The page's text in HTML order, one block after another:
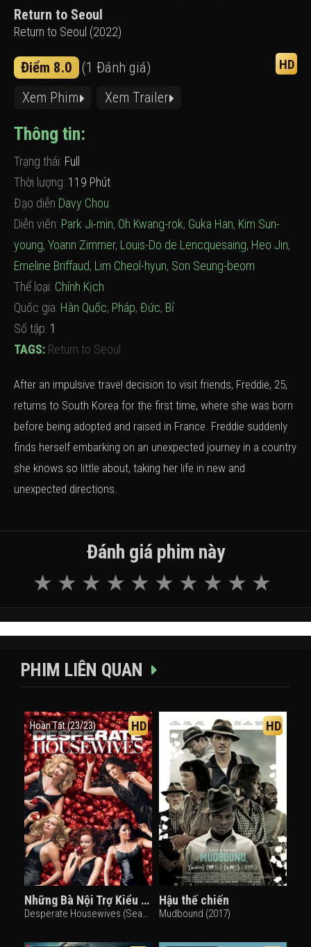
Return to Seoul
Return to Seoul (2022)
Điểm 8.0 (1 Đánh giá) HD
Xem Phim Xem Trailer
Thông tin:
Trạng thái: Full
Thời lượng: 119 Phút
Đạo diễn Davy Chou
Diễn viên: Park Ji-min, Oh Kwang-rok, Guka Han, Kim Sun-
young, Yoann Zimmer, Louis-Do de Lencquesaing, Heo Jin,
Emeline Briffaud, Lim Cheol-hyun, Son Seung-beom
Thể loại: Chính Kịch
Quốc gia: Hàn Quốc, Pháp, Đức, Bỉ
Số tập: 1
TAGS: Return to Seoul
After an impulsive travel decision to visit friends, Freddie, 25,
returns to South Korea for the first time, where she was born
before being adopted and raised in France. Freddie suddenly
finds herself embarking on an unexpected journey in a country
she knows so little about, taking her life in new and
unexpected directions.
Đánh giá phim này
PHIM LIÊN QUAN
Hoàn Tất (23/23) HD
Những Bà Nội Trợ Kiểu Mỹ (Phần 2)
Desperate Housewives (Season 2) (2005)
HD
Hậu thế chiến
Mudbound (2017)